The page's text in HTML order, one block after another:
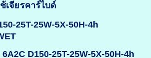
เจียรคาร์ไบด์
25T-25W-5X-50H-4h
D150-25T-25W-5X-50H-4h